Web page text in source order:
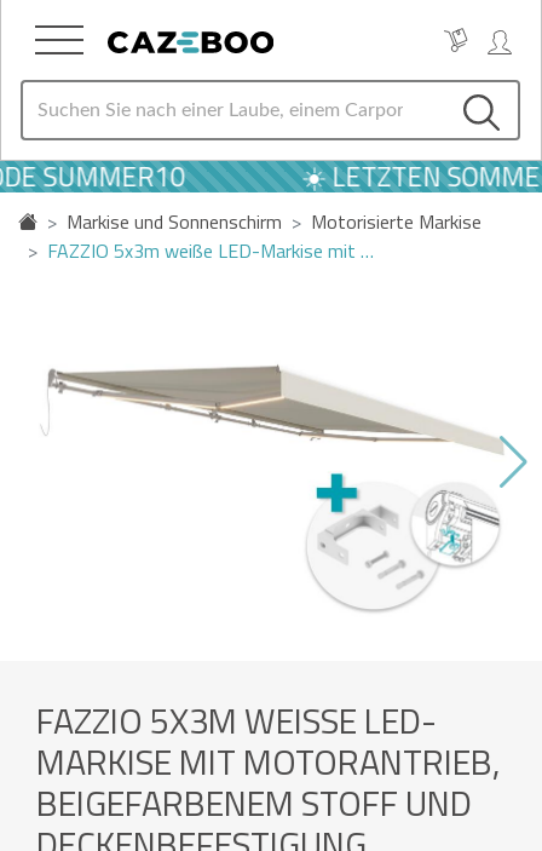
SUMMER10 ☀️ LETZTEN
Markise und Sonnenschirm
Motorisierte Markise
FAZZIO 5x3m weiße LED-Markise mit …
FAZZIO 5X3M WEISSE LED-M
ARKISE MIT MOTORANTRIEB, B
EIGEFARBENEM STOFF UND D